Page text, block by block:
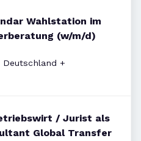
Wahlstation im
Bereich Steuerberatung (w/m/d)
Deutschland +
/ Jurist als
Global Transfer